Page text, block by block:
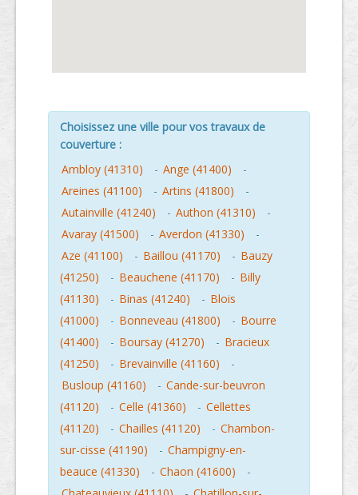
Choisissez une ville pour vos travaux de
couverture :
Ambloy (41310)
- Ange (41400)
-
Areines (41100)
- Artins (41800)
-
Autainville (41240)
- Authon (41310)
-
Avaray (41500)
- Averdon (41330)
-
Aze (41100)
- Baillou (41170) - Bauzy
(41250)
- Beauchene (41170) - Billy
(41130)
- Binas (41240) - Blois
(41000)
- Bonneveau (41800) - Bourre
(41400)
- Boursay (41270) - Bracieux
(41250)
- Brevainville (41160)
-
Busloup (41160)
- Cande-sur-beuvron
(41120)
- Celle (41360) - Cellettes
(41120)
- Chailles (41120) - Chambon-
sur-cisse (41190)
- Champigny-en-
beauce (41330)
- Chaon (41600)
-